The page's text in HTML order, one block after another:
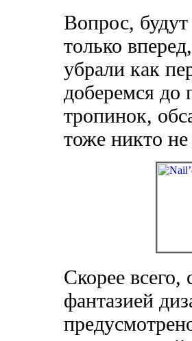
Вопрос,
только
убрали как
доберемся
тропинок,
тоже никто не
Скорее всего,
фантазией